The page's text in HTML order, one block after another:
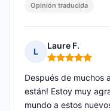
Opinión traducida
L
Laure F.
Nota: 5 de 5
Después de muchos
están! Estoy muy
mundo a estos